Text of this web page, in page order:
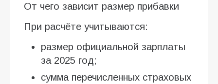
От чего зависит размер прибавки
При расчёте учитываются:
размер официальной зарплаты
за 2025 год;
сумма перечисленных страховых